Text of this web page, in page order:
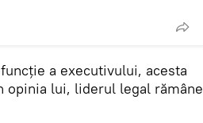
a executivului, acesta
opinia lui, liderul legal rămâne